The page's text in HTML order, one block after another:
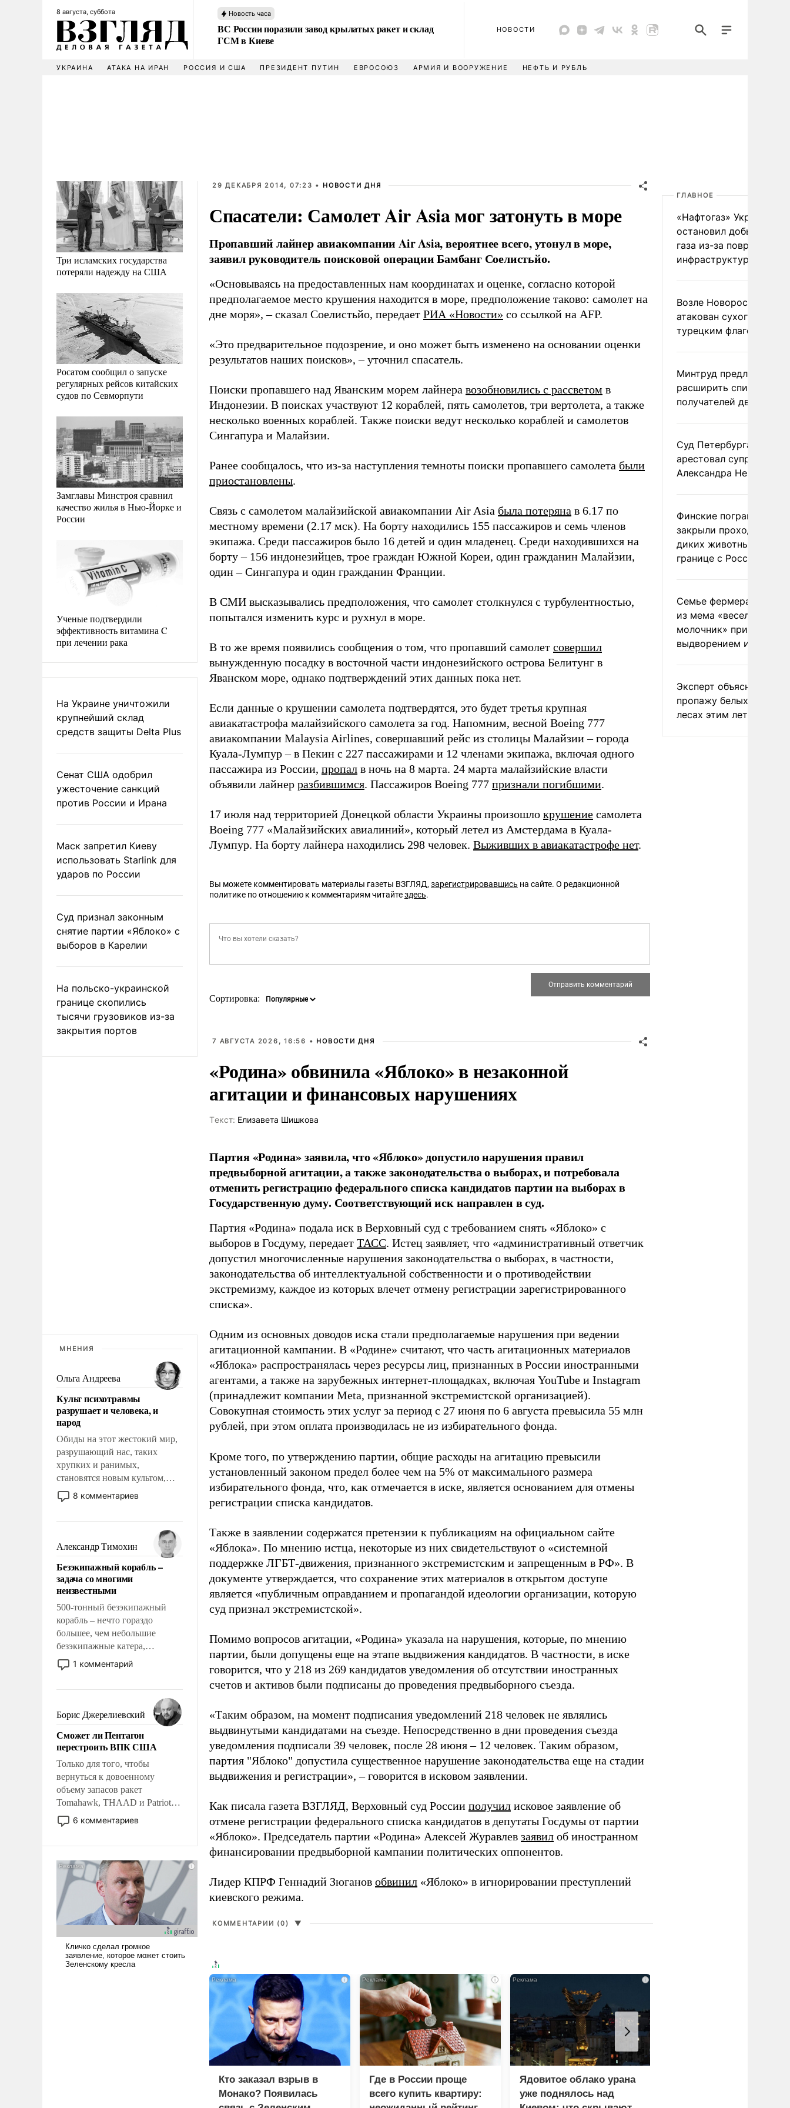
8 августа, суббота Новость часа
ВС России поразили завод крылатых ракет и склад
ГСМ в Киеве
НОВОСТИ
УКРАИНА АТАКА НА ИРАН РОССИЯ И США ПРЕЗИДЕНТ ПУТИН ЕВРОСОЮЗ АРМИЯ И ВООРУЖЕНИЕ НЕФТЬ И РУБЛЬ
Три исламских государства
потеряли надежду на США
Росатом сообщил о запуске
регулярных рейсов китайских
судов по Севморпути
Замглавы Минстроя сравнил
качество жилья в Нью-Йорке и
России
Ученые подтвердили
эффективность витамина C
при лечении рака
На Украине уничтожили
крупнейший склад
средств защиты Delta Plus
Сенат США одобрил
ужесточение санкций
против России и Ирана
Маск запретил Киеву
использовать Starlink для
ударов по России
Суд признал законным
снятие партии «Яблоко» с
выборов в Карелии
На польско-украинской
границе скопились
тысячи грузовиков из-за
закрытия портов
МНЕНИЯ
Ольга Андреева
Культ психотравмы
разрушает и человека, и
народ
Обиды на этот жестокий мир,
разрушающий нас, таких
хрупких и ранимых,
становятся новым культом,
постепенно вытесняя и
отменяя традиционное
мужественным и твердым под
ударами судьбы, брать на себя
ответственность, помогать
слабым, идти вперед и
адаптироваться.
8 комментариев
Александр Тимохин
Безэкипажный корабль –
задача со многими
неизвестными
500-тонный безэкипажный
корабль – нечто гораздо
большее, чем небольшие
безэкипажные катера,
применение которых уже
стало обыденностью. Задача по
сложна и амбициозна. Однако
и ее реализация радикально
поднимет наши боевые
возможности.
1 комментарий
Борис Джерелиевский
Сможет ли Пентагон
перестроить ВПК США
Только для того, чтобы
вернуться к довоенному
объему запасов ракет
Tomahawk, THAAD и Patriot
США потребуется более трех
лет. Даже небольшая война с
Сложившаяся ситуация
означает многолетний период
уязвимости США, например,
перед Китаем.
6 комментариев
29 ДЕКАБРЯ 2014, 07:23 • НОВОСТИ ДНЯ
Спасатели: Самолет Air Asia мог затонуть в море
Пропавший лайнер авиакомпании Air Asia, вероятнее всего, утонул в море,
заявил руководитель поисковой операции Бамбанг Соелистьйо.
«Основываясь на предоставленных нам координатах и оценке, согласно которой
предполагаемое место крушения находится в море, предположение таково: самолет на
дне моря», – сказал Соелистьйо, передает РИА «Новости» со ссылкой на AFP.
«Это предварительное подозрение, и оно может быть изменено на основании оценки
результатов наших поисков», – уточнил спасатель.
Поиски пропавшего над Яванским морем лайнера возобновились с рассветом в
Индонезии. В поисках участвуют 12 кораблей, пять самолетов, три вертолета, а также
несколько военных кораблей. Также поиски ведут несколько кораблей и самолетов
Сингапура и Малайзии.
Ранее сообщалось, что из-за наступления темноты поиски пропавшего самолета были
приостановлены.
Связь с самолетом малайзийской авиакомпании Air Asia была потеряна в 6.17 по
местному времени (2.17 мск). На борту находились 155 пассажиров и семь членов
экипажа. Среди пассажиров было 16 детей и один младенец. Среди находившихся на
борту – 156 индонезийцев, трое граждан Южной Кореи, один гражданин Малайзии,
один – Сингапура и один гражданин Франции.
В СМИ высказывались предположения, что самолет столкнулся с турбулентностью,
попытался изменить курс и рухнул в море.
В то же время появились сообщения о том, что пропавший самолет совершил
вынужденную посадку в восточной части индонезийского острова Белитунг в
Яванском море, однако подтверждений этих данных пока нет.
Если данные о крушении самолета подтвердятся, это будет третья крупная
авиакатастрофа малайзийского самолета за год. Напомним, весной Boeing 777
авиакомпании Malaysia Airlines, совершавший рейс из столицы Малайзии – города
Куала-Лумпур – в Пекин с 227 пассажирами и 12 членами экипажа, включая одного
пассажира из России, пропал в ночь на 8 марта. 24 марта малайзийские власти
объявили лайнер разбившимся. Пассажиров Boeing 777 признали погибшими.
17 июля над территорией Донецкой области Украины произошло крушение самолета
Boeing 777 «Малайзийских авиалиний», который летел из Амстердама в Куала-
Лумпур. На борту лайнера находились 298 человек. Выживших в авиакатастрофе нет.
Вы можете комментировать материалы газеты ВЗГЛЯД, зарегистрировавшись на сайте. О редакционной
политике по отношению к комментариям читайтездесь.
Сортировка:
7 АВГУСТА 2026, 16:56 • НОВОСТИ ДНЯ
«Родина» обвинила «Яблоко» в незаконной
агитации и финансовых нарушениях
Tекст: Елизавета Шишкова
Партия «Родина» заявила, что «Яблоко» допустило нарушения правил
предвыборной агитации, а также законодательства о выборах, и потребовала
отменить регистрацию федерального списка кандидатов партии на выборах в
Государственную думу. Соответствующий иск направлен в суд.
Партия «Родина» подала иск в Верховный суд с требованием снять «Яблоко» с
выборов в Госдуму, передает ТАСС. Истец заявляет, что «административный ответчик
допустил многочисленные нарушения законодательства о выборах, в частности,
законодательства об интеллектуальной собственности и о противодействии
экстремизму, каждое из которых влечет отмену регистрации зарегистрированного
списка».
Одним из основных доводов иска стали предполагаемые нарушения при ведении
агитационной кампании. В «Родине» считают, что часть агитационных материалов
«Яблока» распространялась через ресурсы лиц, признанных в России иностранными
агентами, а также на зарубежных интернет-площадках, включая YouTube и Instagram
(принадлежит компании Meta, признанной экстремистской организацией).
Совокупная стоимость этих услуг за период с 27 июня по 6 августа превысила 55 млн
рублей, при этом оплата производилась не из избирательного фонда.
Кроме того, по утверждению партии, общие расходы на агитацию превысили
установленный законом предел более чем на 5% от максимального размера
избирательного фонда, что, как отмечается в иске, является основанием для отмены
регистрации списка кандидатов.
Также в заявлении содержатся претензии к публикациям на официальном сайте
«Яблока». По мнению истца, некоторые из них свидетельствуют о «системной
поддержке ЛГБТ-движения, признанного экстремистским и запрещенным в РФ». В
документе утверждается, что сохранение этих материалов в открытом доступе
является «публичным оправданием и пропагандой идеологии организации, которую
суд признал экстремистской».
Помимо вопросов агитации, «Родина» указала на нарушения, которые, по мнению
партии, были допущены еще на этапе выдвижения кандидатов. В частности, в иске
говорится, что у 218 из 269 кандидатов уведомления об отсутствии иностранных
счетов и активов были подписаны до проведения предвыборного съезда.
«Таким образом, на момент подписания уведомлений 218 человек не являлись
выдвинутыми кандидатами на съезде. Непосредственно в дни проведения съезда
уведомления подписали 39 человек, после 28 июня – 12 человек. Таким образом,
партия "Яблоко" допустила существенное нарушение законодательства еще на стадии
выдвижения и регистрации», – говорится в исковом заявлении.
Как писала газета ВЗГЛЯД, Верховный суд России получил исковое заявление об
отмене регистрации федерального списка кандидатов в депутаты Госдумы от партии
«Яблоко». Председатель партии «Родина» Алексей Журавлев заявил об иностранном
финансировании предвыборной кампании политических оппонентов.
Лидер КПРФ Геннадий Зюганов обвинил «Яблоко» в игнорировании преступлений
киевского режима.
КОММЕНТАРИИ (0) ▼
i
Кто заказал взрыв в
Монако? Появилась
i
Где в России проще
всего купить квартиру:
i
Ядовитое облако урана
уже поднялось над
ГЛАВНОЕ
«Нафтогаз» Украины
остановил добычу
газа из-за повреждения
инфраструктуры
Возле Новороссийска
атакован сухогруз под
турецким флагом
Минтруд предложил
расширить список
получателей двух
Суд Петербурга заочно
арестовал супругу
Александра Невзорова
Финские пограничники
закрыли проходы для
диких животных на
границе с Россией
Семье фермера
из мема «веселый
молочник» пригрозили
выдворением из
Эксперт объяснил
пропажу белых грибов
лесах этим летом